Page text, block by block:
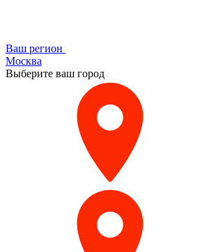
Ваш регион
Москва
Выберите ваш город